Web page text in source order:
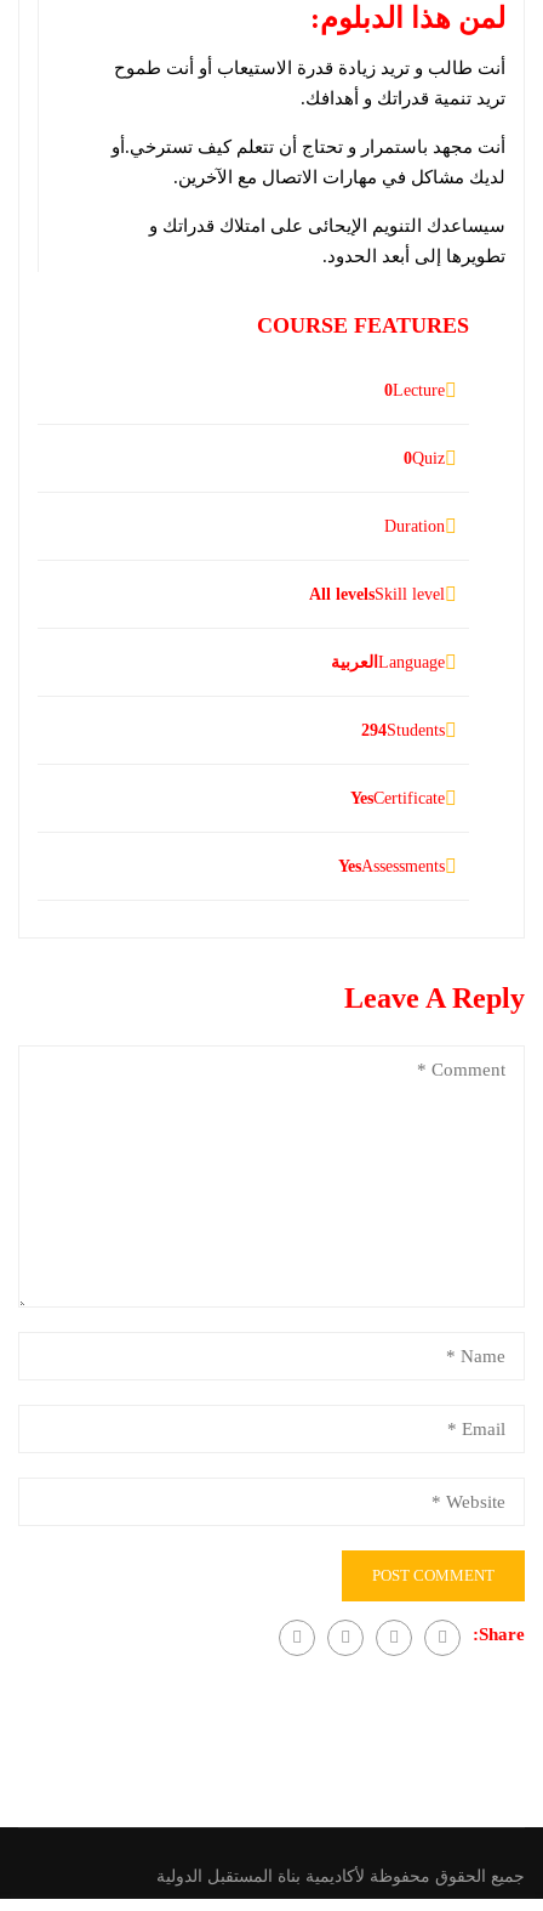
لمن هذا الدبلوم:
أنت طالب و تريد زيادة قدرة الاستيعاب أو أنت طموح
تريد تنمية قدراتك و أهدافك.
أنت مجهد باستمرار و تحتاج أن تتعلم كيف تسترخي.أو
لديك مشاكل في مهارات الاتصال مع الآخرين.
سيساعدك التنويم الإيحائى على امتلاك قدراتك و
تطويرها إلى أبعد الحدود.
COURSE FEATURES
Lecture
0
Quiz
0
Duration
Skill level
All levels
Language العربية
Students
294
Certificate
Yes
Assessments
Yes
Leave A Reply
Share:
جميع الحقوق محفوظة لأكاديمية بناة المستقبل الدولية